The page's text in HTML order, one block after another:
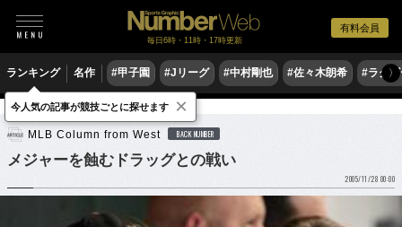
有料会員
毎日6時・11時・17時更新
ランキング 名作 #甲子園 #Jリーグ #中村剛也 #佐々木朗希 #ラグ〉
野球 MLB
MLB Column from West BACK NUMBER
メジャーを蝕むドラッグとの戦い
2005/11/28 00:00
今人気の記事が競技ごとに探せます ×